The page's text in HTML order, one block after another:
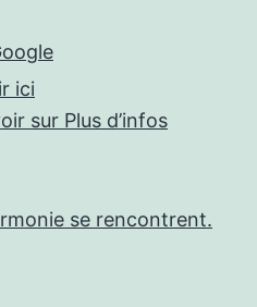
ici
sur Plus d’infos
se rencontrent.